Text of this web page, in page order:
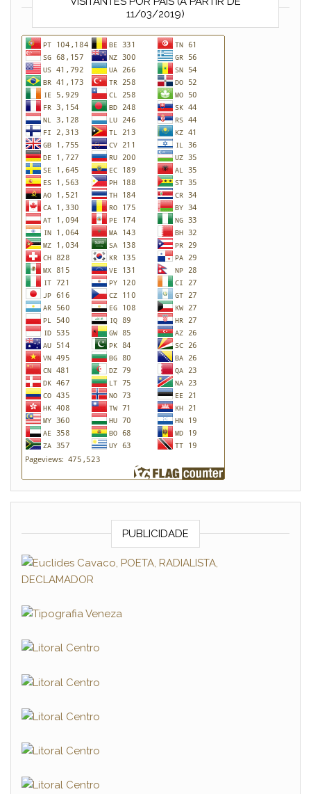
11/03/2019)
PUBLICIDADE